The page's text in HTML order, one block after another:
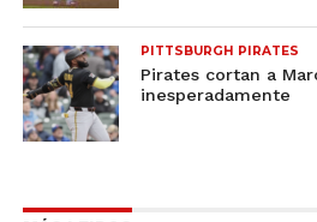
PITTSBURGH PIRATES
Pirates cortan a
inesperadamente